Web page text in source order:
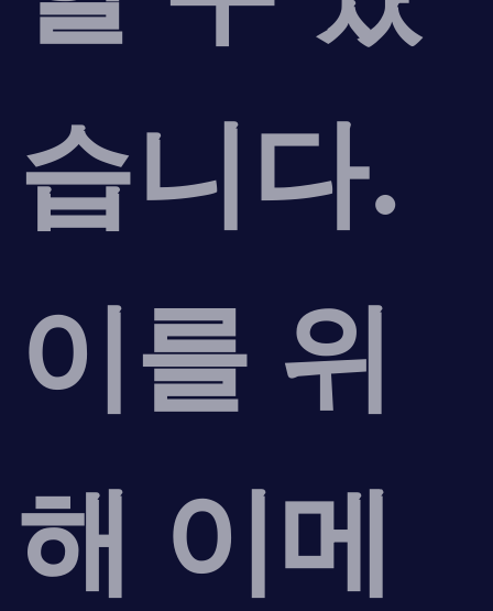
습니다.
이를 위
해 이메